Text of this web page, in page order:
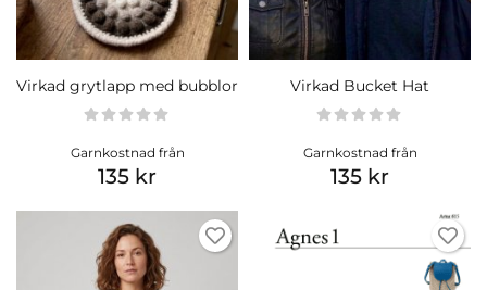
Virkad grytlapp med bubblor
Garnkostnad från
135 kr
Virkad Bucket Hat
Garnkostnad från
135 kr